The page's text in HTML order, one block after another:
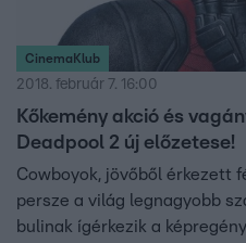
CinemaKlub
2018. február 7. 16:00
Kőkemény akció és
Deadpool 2 új előzetese!
Cowboyok, jövőből érkezett
persze a világ legnagyobb
bulinak ígérkezik a